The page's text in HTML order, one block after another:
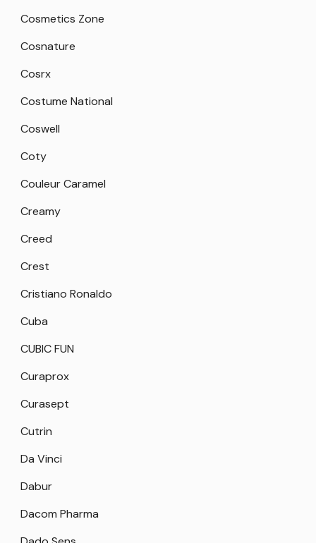
Cosmetics Zone
Cosnature
Cosrx
Costume National
Coswell
Coty
Couleur Caramel
Creamy
Creed
Crest
Cristiano Ronaldo
Cuba
CUBIC FUN
Curaprox
Curasept
Cutrin
Da Vinci
Dabur
Dacom Pharma